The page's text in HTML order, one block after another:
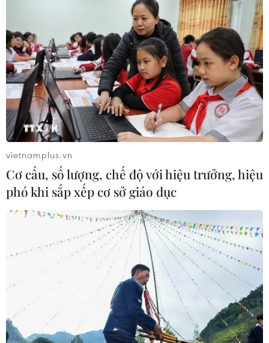
vietnamplus.vn
Cơ cấu, số lượng, chế độ với hiệu trưởng, hiệu
phó khi sắp xếp cơ sở giáo dục